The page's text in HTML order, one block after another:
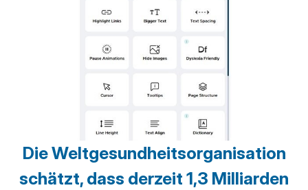
Die Weltgesundheitsorganisation
schätzt, dass derzeit 1,3 Milliarden